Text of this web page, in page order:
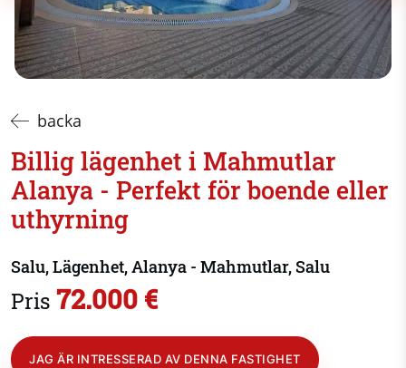
backa
Billig lägenhet i Mahmutlar
Alanya - Perfekt för boende eller
uthyrning
Salu, Lägenhet, Alanya - Mahmutlar, Salu
Pris 72.000 €
JAG ÄR INTRESSERAD AV DENNA FASTIGHET